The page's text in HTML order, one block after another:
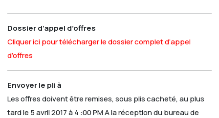
Dossier d’appel d’offres
Cliquer ici pour télécharger le dossier complet d’appel
d’offres
Envoyer le pli à
Les offres doivent être remises, sous plis cacheté, au plus
tard le 5 avril 2017 à 4 :00 PMA la réception du bureau de